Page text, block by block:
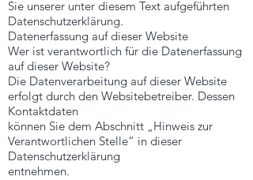
Sie unserer unter diesem Text aufgeführten
Datenschutzerklärung.
Datenerfassung auf dieser Website
Wer ist verantwortlich für die Datenerfassung
auf dieser Website?
Die Datenverarbeitung auf dieser Website
erfolgt durch den Websitebetreiber. Dessen
Kontaktdaten
können Sie dem Abschnitt „Hinweis zur
Verantwortlichen Stelle“ in dieser
Datenschutzerklärung
entnehmen.